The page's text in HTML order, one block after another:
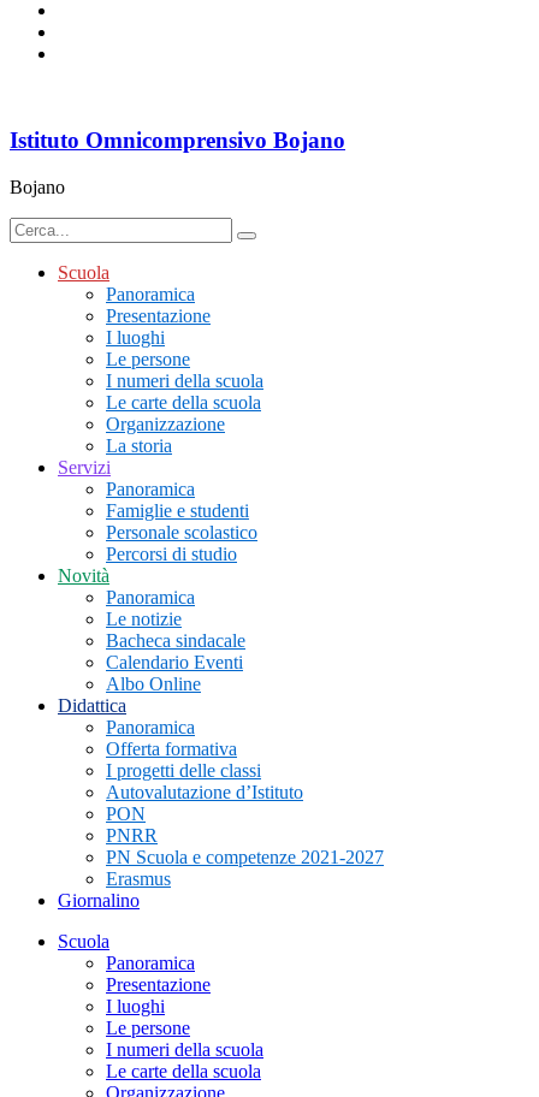
Istituto Omnicomprensivo Bojano
Bojano
Scuola
Panoramica
Presentazione
I luoghi
Le persone
I numeri della scuola
Le carte della scuola
Organizzazione
La storia
Servizi
Panoramica
Famiglie e studenti
Personale scolastico
Percorsi di studio
Novità
Panoramica
Le notizie
Bacheca sindacale
Calendario Eventi
Albo Online
Didattica
Panoramica
Offerta formativa
I progetti delle classi
Autovalutazione d’Istituto
PON
PNRR
PN Scuola e competenze 2021-2027
Erasmus
Giornalino
Scuola
Panoramica
Presentazione
I luoghi
Le persone
I numeri della scuola
Le carte della scuola
Organizzazione